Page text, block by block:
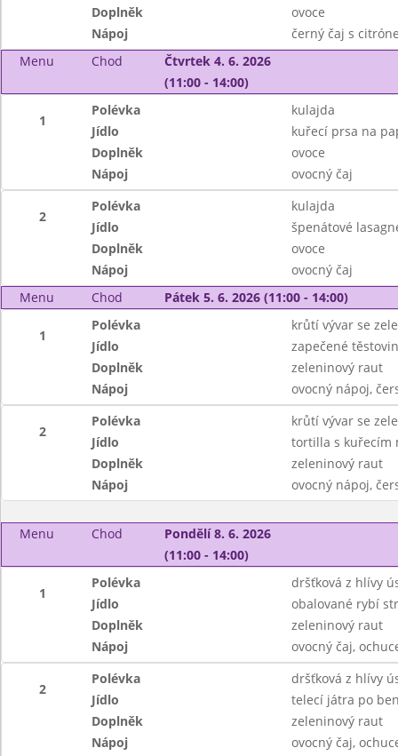
Doplněk
ovoce
Nápoj
černý čaj s
Menu
Chod
Čtvrtek 4. 6. 2026
(11:00 - 14:00)
1
Polévka
kulajda
Jídlo
kuřecí prsa na
Doplněk
ovoce
Nápoj
ovocný čaj
2
Polévka
kulajda
Jídlo
špenátové
Doplněk
ovoce
Nápoj
ovocný čaj
Menu
Chod Pátek 5. 6. 2026 (11:00 - 14:00)
1
Polévka
krůtí vývar se
Jídlo
zapečené
Doplněk
zeleninový raut
Nápoj
ovocný nápoj,
2
Polévka
krůtí vývar se
Jídlo
tortilla s kuřecím
Doplněk
zeleninový raut
Nápoj
ovocný nápoj,
Menu Chod
Pondělí 8. 6. 2026
(11:00 - 14:00)
1
Polévka
dršťková z hlívy
Jídlo
obalované rybí
Doplněk
zeleninový raut
Nápoj
ovocný čaj,
2
Polévka
dršťková z hlívy
Jídlo
telecí játra po
Doplněk
zeleninový raut
Nápoj
ovocný čaj,